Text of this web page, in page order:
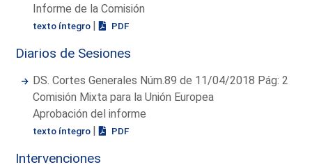
Informe de la Comisión
texto íntegro | PDF
Diarios de Sesiones
DS. Cortes Generales Núm.89 de 11/04/2018 Pág: 2
Comisión Mixta para la Unión Europea
Aprobación del informe
texto íntegro | PDF
Intervenciones